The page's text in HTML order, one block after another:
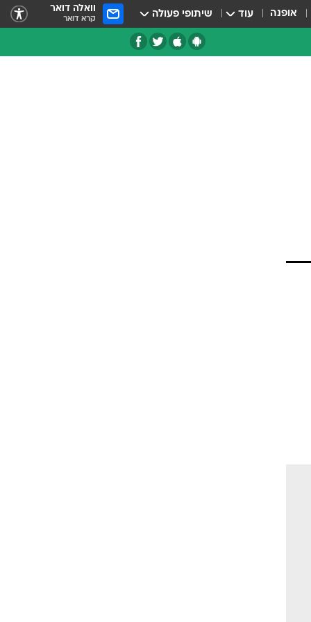
אופנה עוד שיתופי פעולה וואלה דואר
קרא דואר